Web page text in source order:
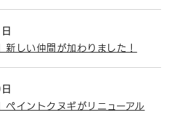
新しい仲間が加わりました！
ペイントクヌギがリニューアル